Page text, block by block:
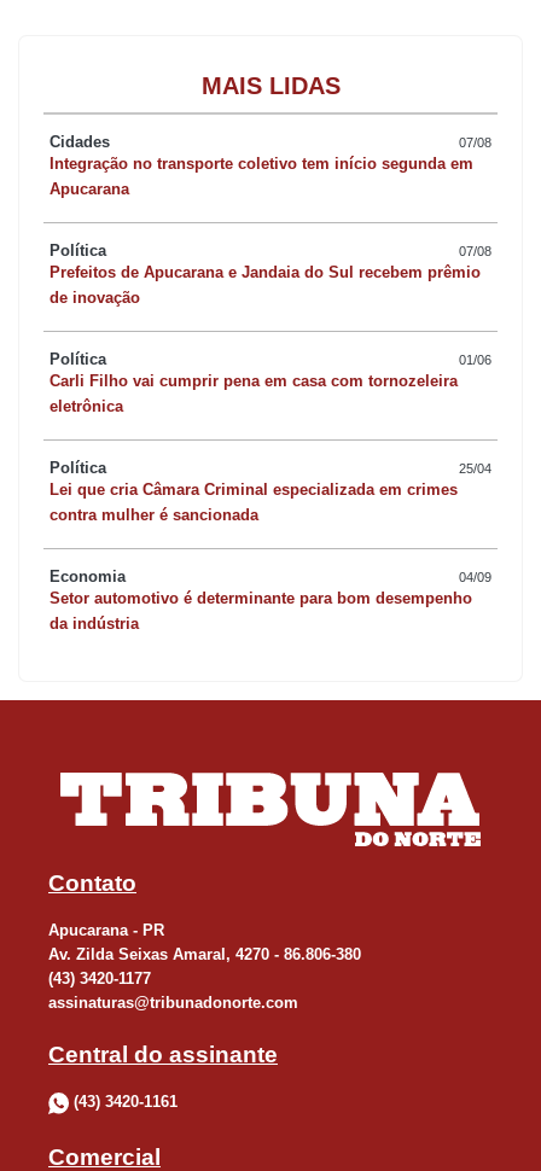
Polo) e um de Mauá da Serra (Colégio Estadual João Plath).
Mais de 3,7 mil estão aptos a votar na região, entre alunos, pais
ou responsáveis e professores. A proposta gera polêmica.
Sindicato, que representa os professores, é contra a terceirização
da gestão das escolas.
MAIS LIDAS
Cidades 07/08
Integração no transporte coletivo tem início segunda em
Apucarana
Política 07/08
Prefeitos de Apucarana e Jandaia do Sul recebem prêmio
de inovação
Política 01/06
Carli Filho vai cumprir pena em casa com tornozeleira
eletrônica
Política 25/04
Lei que cria Câmara Criminal especializada em crimes
contra mulher é sancionada
Economia 04/09
Setor automotivo é determinante para bom desempenho
da indústria
Contato
Apucarana - PR
Av. Zilda Seixas Amaral, 4270 - 86.806-380
(43) 3420-1177
assinaturas@tribunadonorte.com
Central do assinante
(43) 3420-1161
Comercial